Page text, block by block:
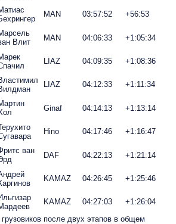
MAN 03:57:52 +56:53
Влит
MAN 04:06:33 +1:05:34
LIAZ 04:09:35 +1:08:36
LIAZ 04:12:33 +1:11:34
Ginaf 04:14:13 +1:13:14
Hino 04:17:46 +1:16:47
ван
DAF 04:22:13 +1:21:14
KAMAZ 04:26:45 +1:25:46
KAMAZ 04:27:03
+1:26:04
после двух этапов в общем